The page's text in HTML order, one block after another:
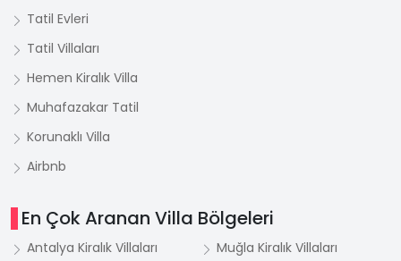
Tatil Evleri
Tatil Villaları
Hemen Kiralık Villa
Muhafazakar Tatil
Korunaklı Villa
Airbnb
En Çok Aranan Villa Bölgeleri
Antalya Kiralık Villaları
Muğla Kiralık Villaları